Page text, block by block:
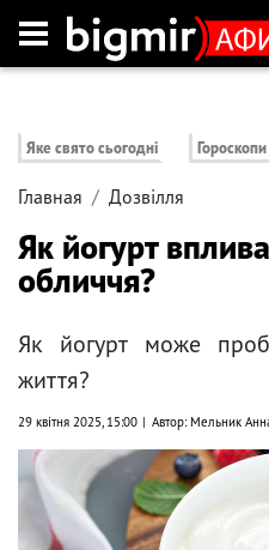
Яке свято сьогодні
Главная Дозвілля
Як йогурт
обличчя?
Як йогурт може
життя?
29 квітня 2025, 15:00 Автор: Мельник